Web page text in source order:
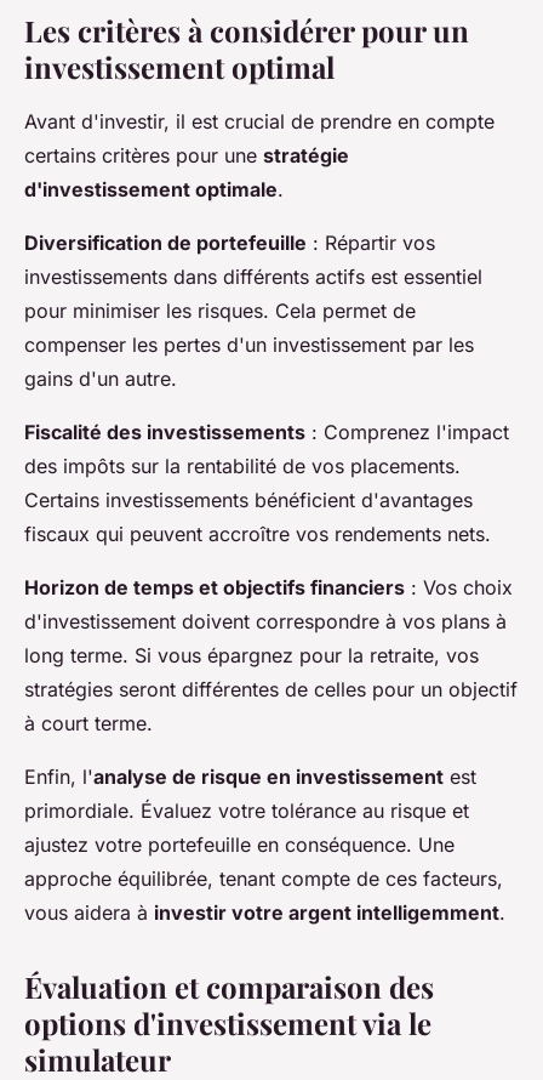
Les critères à considérer pour un
investissement optimal
Avant d'investir, il est crucial de prendre en compte
certains critères pour une stratégie
d'investissement optimale.
Diversification de portefeuille : Répartir vos
investissements dans différents actifs est essentiel
pour minimiser les risques. Cela permet de
compenser les pertes d'un investissement par les
gains d'un autre.
Fiscalité des investissements : Comprenez l'impact
des impôts sur la rentabilité de vos placements.
Certains investissements bénéficient d'avantages
fiscaux qui peuvent accroître vos rendements nets.
Horizon de temps et objectifs financiers : Vos choix
d'investissement doivent correspondre à vos plans à
long terme. Si vous épargnez pour la retraite, vos
stratégies seront différentes de celles pour un objectif
à court terme.
Enfin, l'analyse de risque en investissement est
primordiale. Évaluez votre tolérance au risque et
ajustez votre portefeuille en conséquence. Une
approche équilibrée, tenant compte de ces facteurs,
vous aidera à investir votre argent intelligemment.
Évaluation et comparaison des
options d'investissement via le
simulateur